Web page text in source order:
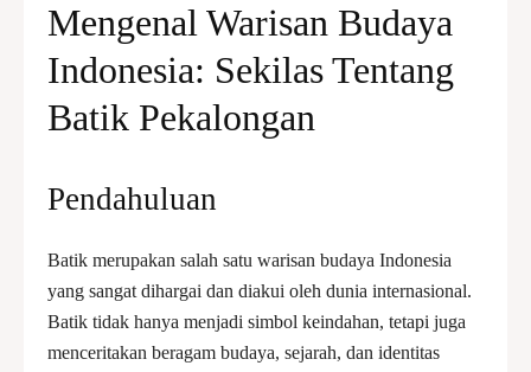
Mengenal Warisan Budaya
Indonesia: Sekilas Tentang
Batik Pekalongan
Pendahuluan
Batik merupakan salah satu warisan budaya Indonesia
yang sangat dihargai dan diakui oleh dunia internasional.
Batik tidak hanya menjadi simbol keindahan, tetapi juga
menceritakan beragam budaya, sejarah, dan identitas